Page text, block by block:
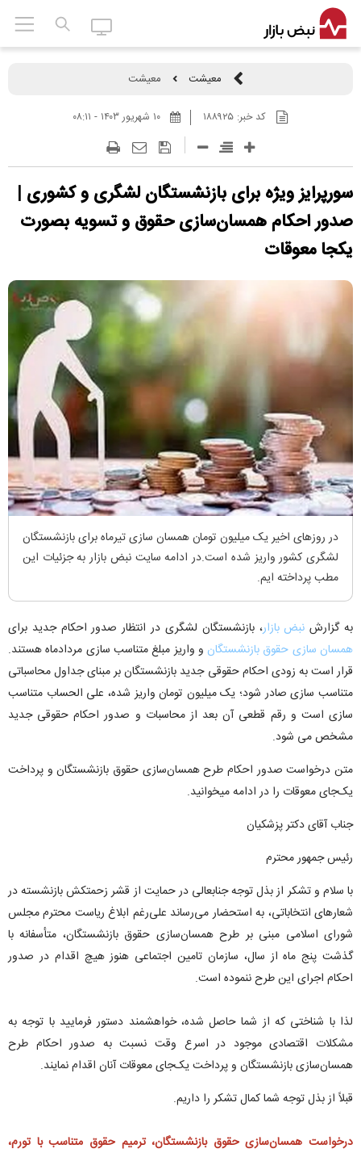
معیشت معیشت
کد خبر: ۱۸۸۹۲۵
سورپرایز ویژه برای بازنشستگان لشگری و کشوری |
صدور احکام همسان‌سازی حقوق و تسویه بصورت
یکجا معوقات
در روزهای اخیر یک میلیون تومان همسان سازی تیرماه برای بازنشستگان
لشگری کشور واریز شده است.در ادامه سایت نبض بازار به جزئیات این
مطب پرداخته ایم.
به گزارش نبض بازار، بازنشستگان لشگری در انتظار صدور احکام جدید برای
همسان سازی حقوق بازنشستگان و واریز مبلغ متناسب سازی مردادماه هستند.
قرار است به زودی احکام حقوقی جدید بازنشستگان بر مبنای جداول محاسباتی
متناسب سازی صادر شود؛ یک میلیون تومان واریز شده، علی الحساب متناسب
سازی است و رقم قطعی آن بعد از محاسبات و صدور احکام حقوقی جدید
مشخص می شود.
متن درخواست صدور احکام طرح همسان‌سازی حقوق بازنشستگان و پرداخت
یک‌جای معوقات را در ادامه میخوانید.
جناب آقای دکتر پزشکیان
رئیس جمهور محترم
با سلام و تشکر از بذل توجه جنابعالی در حمایت از قشر زحمتکش بازنشسته در
شعارهای انتخاباتی، به استحضار می‌رساند علی‌رغم ابلاغ ریاست محترم مجلس
شورای اسلامی مبنی بر طرح همسان‌سازی حقوق بازنشستگان، متأسفانه با
گذشت پنج ماه از سال، سازمان تامین اجتماعی هنوز هیچ اقدام در صدور
احکام اجرای این طرح ننموده است.
لذا با شناختی که از شما حاصل شده، خواهشمند دستور فرمایید با توجه به
مشکلات اقتصادی موجود در اسرع وقت نسبت به صدور احکام طرح
همسان‌سازی بازنشستگان و پرداخت یک‌جای معوقات آنان اقدام نمایند.
قبلاً از بذل توجه شما کمال تشکر را داریم.
درخواست همسان‌سازی حقوق بازنشستگان، ترمیم حقوق متناسب با تورم،